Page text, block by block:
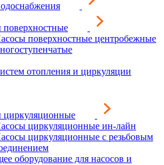
поверхностные
поверхностные центробежные
отопления и циркуляции
циркуляционные
циркуляционные ин-лайн
циркуляционные с резьбовым
оборудование для насосов и